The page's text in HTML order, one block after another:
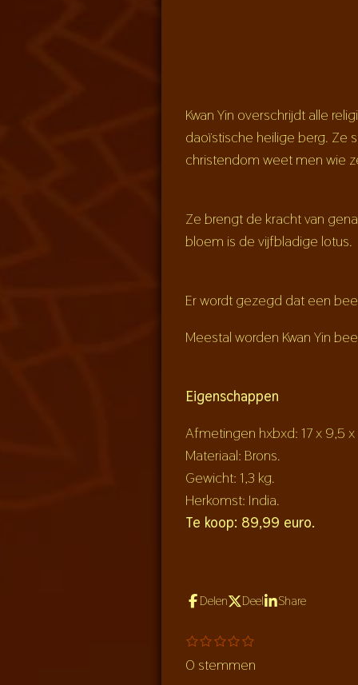
Kwan Yin overschrijdt alle
daoïstische heilige berg. Ze
christendom weet men wie
Ze brengt de kracht van
bloem is de vijfbladige lotus.
Er wordt gezegd dat een
Meestal worden Kwan Yin
Eigenschappen
Afmetingen hxbxd: 17 x 9,5
Materiaal: Brons.
Gewicht: 1,3 kg.
Herkomst: India.
Te koop: 89,99 euro.
Delen Deel Share
R
a
1
t
2
t
3
t
4
t
5
t
S
t
0 stemmen